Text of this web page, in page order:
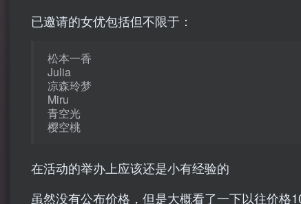
已邀请的女优包括但不限于：
松本一香
Julia
凉森玲梦
Miru
青空光
樱空桃
在活动的举办上应该还是小有经验的
虽然没有公布价格，但是大概看了一下以往价格